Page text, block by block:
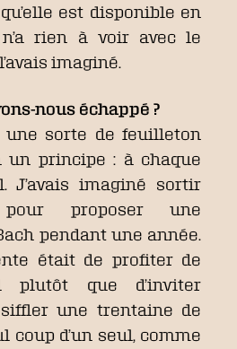
est disponible en
rien à voir avec le
imaginé.
nous échappé ?
une sorte de feuilleton
un principe : à chaque
J’avais imaginé sortir
proposer une
pendant une année.
était de profiter de
plutôt que d’inviter
une trentaine de
coup d’un seul, comme